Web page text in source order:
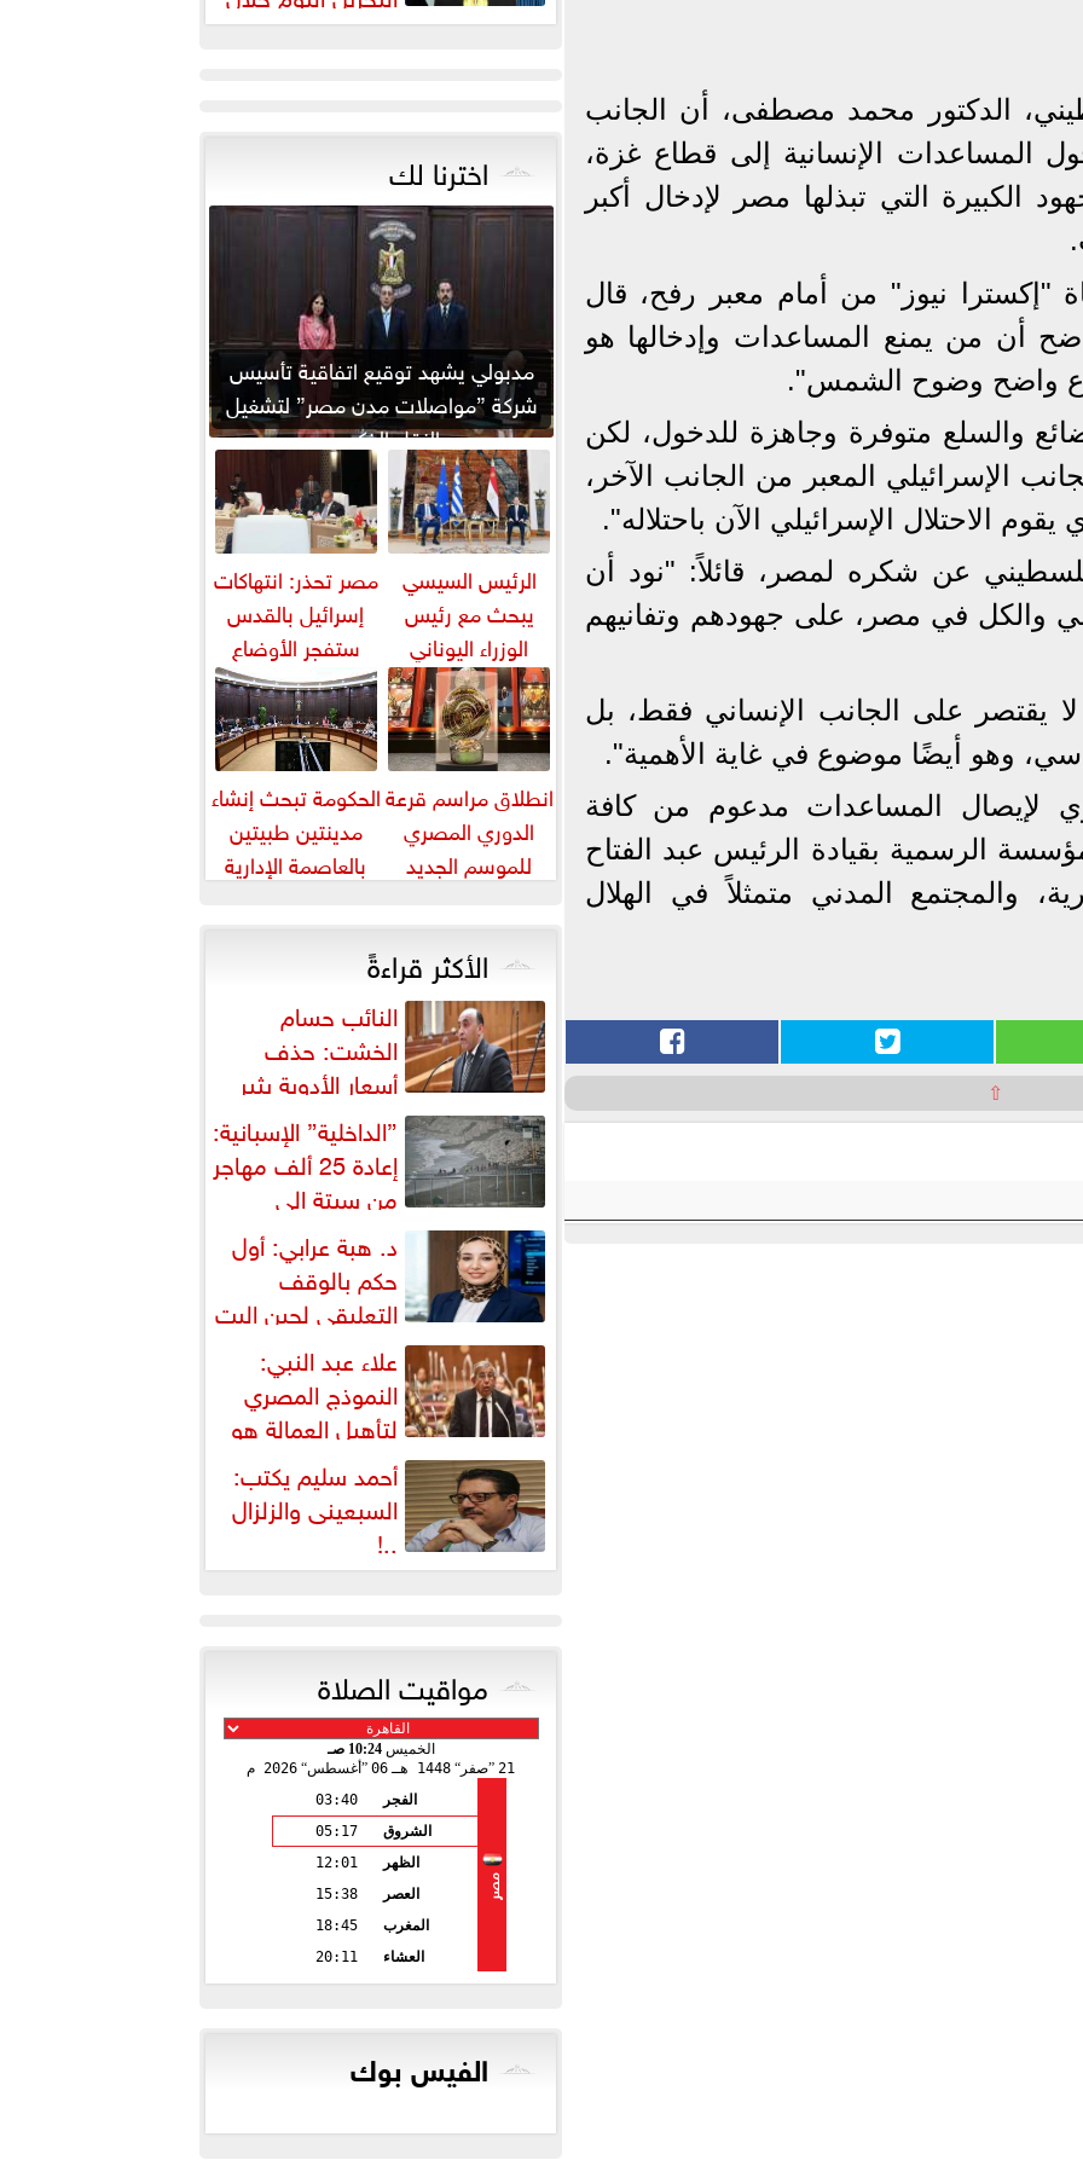
الدكتور محمد مصطفى، أن الجانب
المساعدات الإنسانية إلى قطاع غزة،
الكبيرة التي تبذلها مصر لإدخال أكبر
"إكسترا نيوز" من أمام معبر رفح، قال
أن من يمنع المساعدات وإدخالها هو
واضح وضوح الشمس".
والسلع متوفرة وجاهزة للدخول، لكن
الإسرائيلي المعبر من الجانب الآخر،
الاحتلال الإسرائيلي الآن باحتلاله".
عن شكره لمصر، قائلاً: "نود أن
والكل في مصر، على جهودهم وتفانيهم
يقتصر على الجانب الإنساني فقط، بل
وهو أيضًا موضوع في غاية الأهمية".
لإيصال المساعدات مدعوم من كافة
الرسمية بقيادة الرئيس عبد الفتاح
والمجتمع المدني متمثلاً في الهلال
⇧
زيارته لمصر
اخترنا لك
مدبولي يشهد توقيع اتفاقية تأسيس
شركة ”مواصلات مدن مصر” لتشغيل
النقل الذكي...
الرئيس السيسي
يبحث مع رئيس
الوزراء اليوناني
التعاون الثنائي في
مجال الطاقة...
مصر تحذر: انتهاكات
إسرائيل بالقدس
ستفجر الأوضاع
بالمنطقة
انطلاق مراسم قرعة
الدوري المصري
للموسم الجديد
الحكومة تبحث إنشاء
مدينتين طبيتين
بالعاصمة الإدارية
5 مليارات دورلا٨
الأكثر قراءةً
النائب حسام
الخشت: حذف
أسعار الأدوية يثير
إشكالية دستورية ويهدد حق
المواطن...
”الداخلية” الإسبانية:
إعادة 25 ألف مهاجر
من سبتة إلى
المغرب... وارتفاع حصيلة...
د. هبة عرابي: أول
حكم بالوقف
التعليقي لحين البت
في الطعن على... علاء عبد النبي:
النموذج المصري
لتأهيل العمالة هو
البديل العملي والأمثل لأزمات...
أحمد سليم يكتب:
السبعينى والزلزال
..!
مواقيت الصلاة
الخميس10:24 صـ
21 صفر 1448 هـ 06 أغسطس 2026 م
مصر
الفجر
03:40
الشروق
05:17
الظهر
12:01
العصر
15:38
المغرب
18:45
العشاء
20:11
الفيس بوك